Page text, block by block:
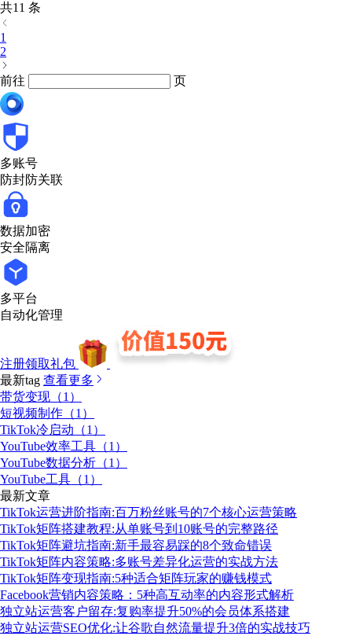
共11 条
1
2
前往 页
多账号
防封防关联
数据加密
安全隔离
多平台
自动化管理
注册领取礼包
最新tag 查看更多
带货变现（1）
短视频制作（1）
TikTok冷启动（1）
YouTube效率工具（1）
YouTube数据分析（1）
YouTube工具（1）
最新文章
TikTok运营进阶指南:百万粉丝账号的7个核心运营策略
TikTok矩阵搭建教程:从单账号到10账号的完整路径
TikTok矩阵避坑指南:新手最容易踩的8个致命错误
TikTok矩阵内容策略:多账号差异化运营的实战方法
TikTok矩阵变现指南:5种适合矩阵玩家的赚钱模式
Facebook营销内容策略：5种高互动率的内容形式解析
独立站运营客户留存:复购率提升50%的会员体系搭建
独立站运营SEO优化:让谷歌自然流量提升3倍的实战技巧